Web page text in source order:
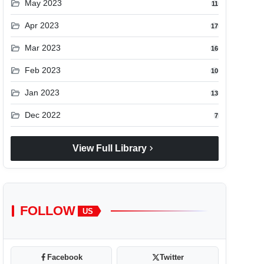
folder_open May 2023 11
folder_open Apr 2023 17
folder_open Mar 2023 16
folder_open Feb 2023 10
folder_open Jan 2023 13
folder_open Dec 2022 7
View Full Library chevron_right
FOLLOW US
Facebook Twitter